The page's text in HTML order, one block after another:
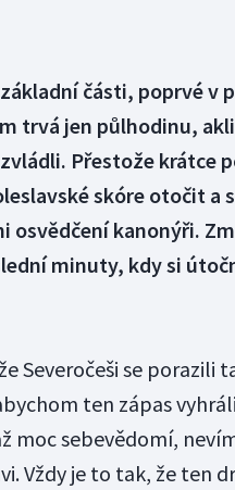
části, poprvé v
trvá jen půlhodinu,
Přestože krátce
skóre otočit a
kanonýři.
minuty, kdy si
Severočeši se porazili
ten zápas
moc sebevědomí,
Vždy je to tak, že ten